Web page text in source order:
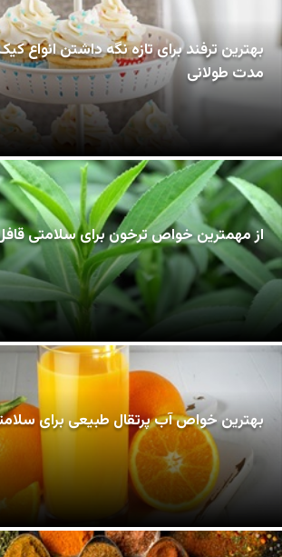
بهترین ترفند برای تازه نگه داشتن انواع
مدت طولانی
از مهمترین خواص ترخون برای سلامتی
بهترین خواص آب پرتقال طبیعی برای